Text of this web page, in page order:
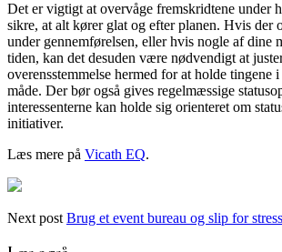
Det er vigtigt at overvåge fremskridtene under
sikre, at alt kører glat og efter planen. Hvis der
under gennemførelsen, eller hvis nogle af dine
tiden, kan det desuden være nødvendigt at
overensstemmelse hermed for at holde tingene
måde. Der bør også gives regelmæssige
interessenterne kan holde sig orienteret om
initiativer.
Læs mere på Vicath EQ.
Next post Brug et event bureau og slip for